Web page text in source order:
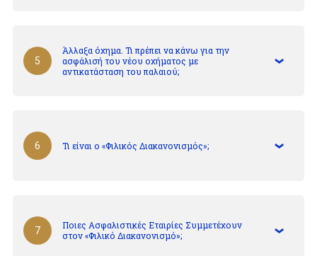
5
Άλλαξα όχημα. Τι πρέπει να κάνω για την
ασφάλισή του νέου οχήματος με
αντικατάσταση του παλαιού;
6 Τι είναι ο «Φιλικός Διακανονισμός»;
7
Ποιες Ασφαλιστικές Εταιρίες Συμμετέχουν
στον «Φιλικό Διακανονισμό»;